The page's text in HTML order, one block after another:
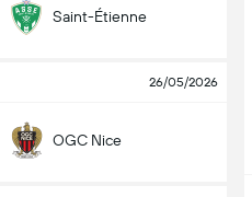
Saint-Étienne
26/05/2026
OGC Nice